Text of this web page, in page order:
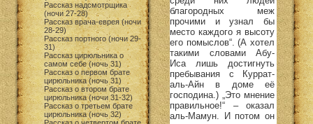
Рассказ надсмотрщика
(ночи 27-28)
Рассказ врача-еврея (ночи
28-29)
Рассказ портного (ночи 29-
31)
Рассказ цирюльника о
самом себе (ночь 31)
Рассказ о первом брате
цирюльника (ночь 31)
Рассказ о втором брате
цирюльника (ночи 31-32)
Рассказ о третьем брате
цирюльника (ночь 32)
благородных меж
прочими и узнал бы
место каждого я высоту
его помыслов“. (А хотел
такими словами Абу-
Иса лишь достигнуть
пребывания с Куррат-
аль-Айн в доме её
господина.) „Это мнение
правильное!“ – оказал
аль-Мамун. И потом он